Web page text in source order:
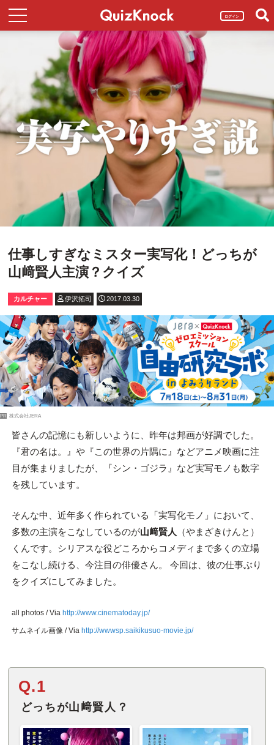
ログイン
仕事しすぎなミスター実写化！どっちが
山﨑賢人主演？クイズ
カルチャー 伊沢拓司 2017.03.30
PR 株式会社JERA
皆さんの記憶にも新しいように、昨年は邦画が好調でした。
『君の名は。』や『この世界の片隅に』などアニメ映画に注
目が集まりましたが、『シン・ゴジラ』など実写モノも数字
を残しています。
そんな中、近年多く作られている「実写化モノ」において、
多数の主演をこなしているのが山﨑賢人
（やまざきけんと）
くんです。シリアスな役どころからコメディまで多くの立場
をこなし続ける、今注目の俳優さん。 今回は、彼の仕事ぶり
をクイズにしてみました。
all photos / Via http://www.cinematoday.jp/
サムネイル画像 / Via http://wwwsp.saikikusuo-movie.jp/
Q.1
どっちが山﨑賢人？